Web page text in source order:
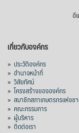
กรมการค้าต่างประเ
ไทยในช่วง 6 เดือนข
1,205 ล้านดอลลาร์ส
38,003.15 ล้านบาท)
ปรับตัวลดลงตามสภา
โลก โดยตลาดส่งออ
1.52 ล้านตัน ลด
อี
เกี่ยวกับองค์กร
» ประวัติองค์กร
» อำนาจหน้าที่
» วิสัยทัศน์
» โครงสร้างขององค์กร
» สมาชิกสภาเกษตรกรแห่งช
» คณะกรรมการ
» ผู้บริหาร
» ติดต่อเรา